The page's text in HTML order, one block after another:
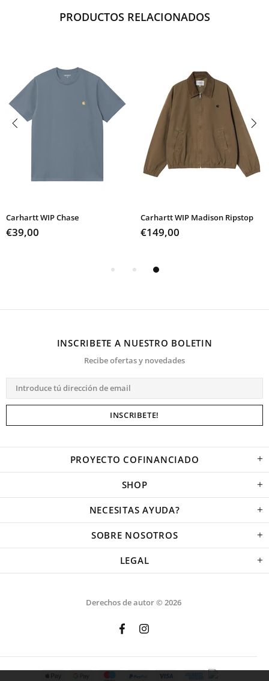
PRODUCTOS RELACIONADOS
Carhartt WIP Chase
€39,00
Carhartt WIP Madison Ripstop
€149,00
INSCRIBETE A NUESTRO BOLETIN
Recibe ofertas y novedades
PROYECTO COFINANCIADO
SHOP
NECESITAS AYUDA?
SOBRE NOSOTROS
LEGAL
Derechos de autor © 2026